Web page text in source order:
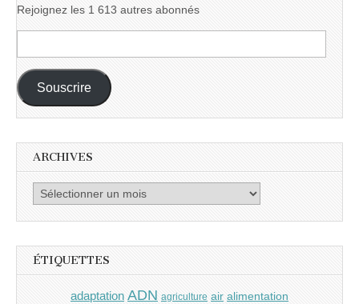
Rejoignez les 1 613 autres abonnés
e-
mail :
Souscrire
ARCHIVES
Archives
ÉTIQUETTES
adaptation ADN agriculture air alimentation